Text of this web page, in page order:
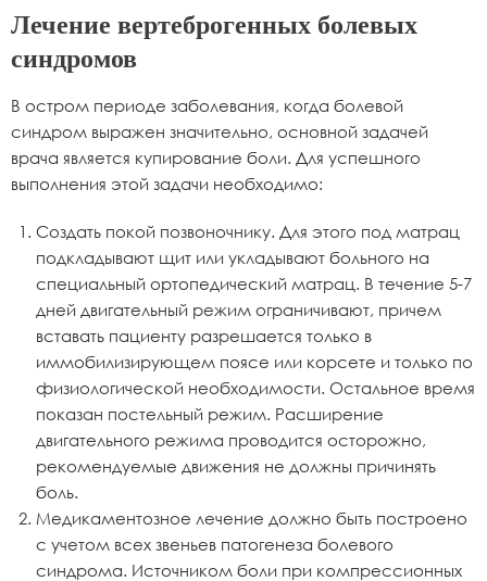
Лечение вертеброгенных болевых
синдромов
В остром периоде заболевания, когда болевой
синдром выражен значительно, основной задачей
врача является купирование боли. Для успешного
выполнения этой задачи необходимо:
Создать покой позвоночнику. Для этого под матрац
подкладывают щит или укладывают больного на
специальный ортопедический матрац. В течение 5-7
дней двигательный режим ограничивают, причем
вставать пациенту разрешается только в
иммобилизирующем поясе или корсете и только по
физиологической необходимости. Остальное время
показан постельный режим. Расширение
двигательного режима проводится осторожно,
рекомендуемые движения не должны причинять
боль.
Медикаментозное лечение должно быть построено
с учетом всех звеньев патогенеза болевого
синдрома. Источником боли при компрессионных